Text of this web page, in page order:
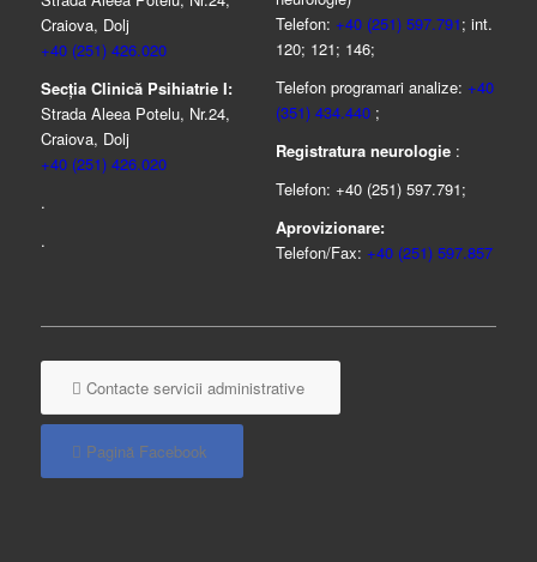
Craiova, Dolj
+40 (251) 426.020
Secția Clinică Psihiatrie I:
Strada Aleea Potelu, Nr.24,
Craiova, Dolj
+40 (251) 426.020
.
.
Telefon: +40 (251) 597.791; int.
120; 121; 146;
Telefon programari analize: +40
(351) 434.440 ;
Registratura neurologie :
Telefon: +40 (251) 597.791;
Aprovizionare:
Telefon/Fax: +40 (251) 597.857
Contacte servicii administrative
Pagină Facebook